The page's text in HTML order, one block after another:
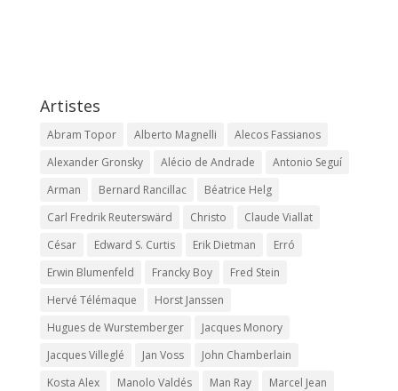
Artistes
Abram Topor Alberto Magnelli
Alecos Fassianos
Alexander Gronsky
Alécio de Andrade
Antonio Seguí
Arman
Bernard Rancillac
Béatrice Helg
Carl Fredrik Reuterswärd
Christo
Claude Viallat
César
Edward S. Curtis Erik Dietman
Erró
Erwin Blumenfeld
Francky Boy
Fred Stein
Hervé Télémaque
Horst Janssen
Hugues de Wurstemberger
Jacques Monory
Jacques Villeglé
Jan Voss
John Chamberlain
Kosta Alex
Manolo Valdés Man Ray
Marcel Jean